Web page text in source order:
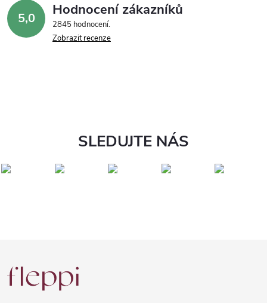
5,0 Hodnocení zákazníků
2845 hodnocení
Zobrazit recenze
SLEDUJTE NÁS
á